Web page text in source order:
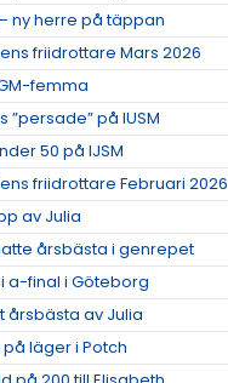
ny herre på täppan
friidrottare Mars 2026
femma
”persade” på IUSM
50 på IJSM
friidrottare Februari 2026
av Julia
årsbästa i genrepet
a-final i Göteborg
årsbästa av Julia
läger i Potch